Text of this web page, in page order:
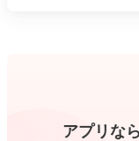
アプリな